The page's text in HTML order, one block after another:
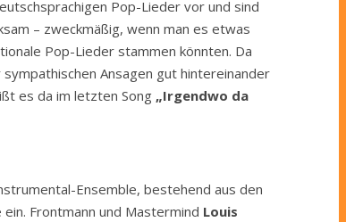
Pop-Lieder vor und sind
– zweckmäßig, wenn man es etwas
Pop-Lieder stammen könnten. Da
Ansagen gut hintereinander
es da im letzten Song „Irgendwo da
Ensemble, bestehend aus den
Frontmann und Mastermind Louis